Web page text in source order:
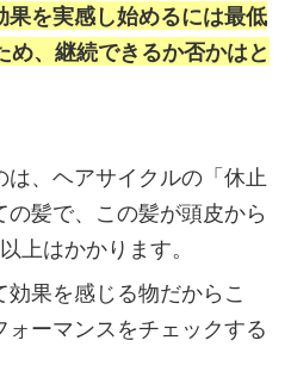
果を実感し始めるには最低
め、継続できるか否かはと
、ヘアサイクルの「休止
髪で、この髪が頭皮から
上はかかります。
果を感じる物だからこ
ーマンスをチェックする